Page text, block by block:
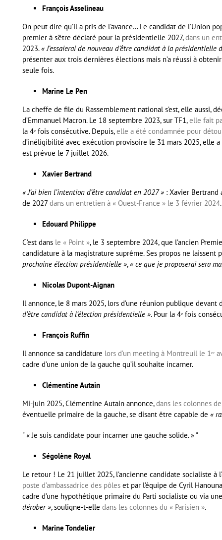
François Asselineau
On peut dire qu’il a pris de l’avance… Le candidat de l’Union
premier à s’être déclaré pour la présidentielle 2027,dans un
2023.« J’essaierai de nouveau d’être candidat à la présidentielle
présenter aux trois dernières élections mais n’a réussi à
seule fois.
Marine Le Pen
La cheffe de file du Rassemblement national s’est, elle aussi,
d’Emmanuel Macron. Le 18 septembre 2023, sur TF1,elle fait
la 4ᵉ fois consécutive. Depuis,elle a été condamnée pour
d’inéligibilité avec exécution provisoire le 31 mars 2025, elle
est prévue le 7 juillet 2026.
Xavier Bertrand
« J’ai bien l’intention d’être candidat en 2027 » : Xavier Bertrand
de 2027dans un entretien à « Ouest-France » le 3 février 2024.
Edouard Philippe
C’est dans le « Point », le 3 septembre 2024, que l’ancien
candidature à la magistrature suprême. Ses propos ne laissent
prochaine élection présidentielle »,« ce que je proposerai sera
Nicolas Dupont-Aignan
Il annonce, le 8 mars 2025, lors d’une réunion publique
d’être candidat à l’élection présidentielle ». Pour la 4ᵉ fois
François Ruffin
Il annonce sa candidature lors d’un meeting à Montreuil le 1ᵉʳ
cadre d’une union de la gauche qu’il souhaite incarner.
Clémentine Autain
Mi-juin 2025, Clémentine Autain annonce,dans les colonnes
éventuelle primaire de la gauche, se disant être capable de «
« Je suis candidate pour incarner une gauche solide. »
Ségolène Royal
Le retour ! Le 21 juillet 2025, l’ancienne candidate socialiste à
poste d’ambassadrice des pôles et par l’équipe de Cyril
cadre d’une hypothétique primaire du Parti socialiste ou via
dérober », souligne-t-elle dans les colonnes du « Parisien ».
Marine Tondelier